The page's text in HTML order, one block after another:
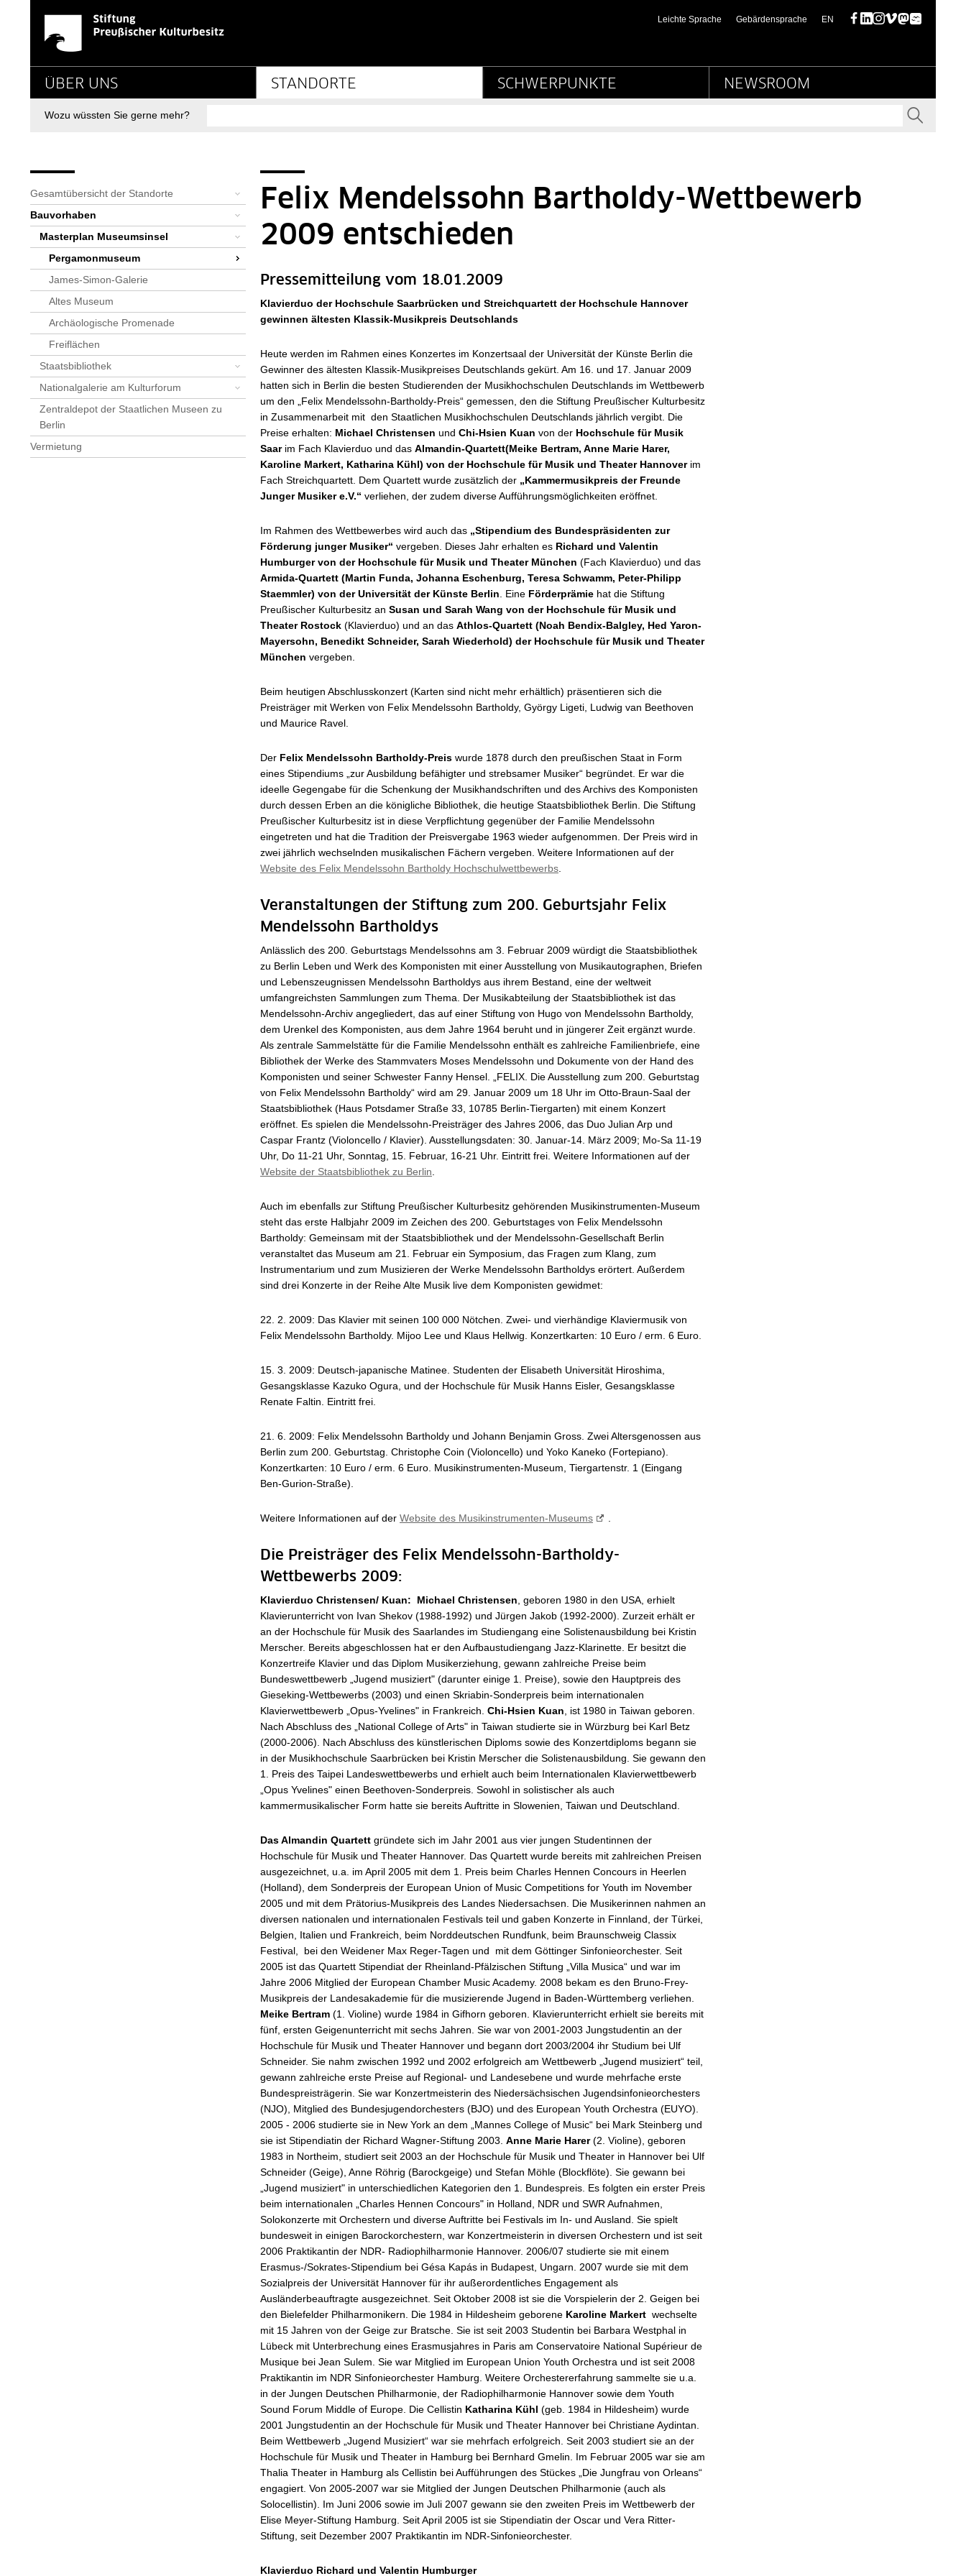
Springe direkt zu:
News-Detail-Pergamonmuseum - Stiftung Preußischer Kulturbesitz
Leichte Sprache Gebärdensprache EN (this page in English)
Facebook
LinkedIn
Instagram
VimeoMastodon
Bluesky
Hauptnavigation
ÜBER UNS STANDORTE SCHWERPUNKTE NEWSROOM
Suche
Wozu wüssten Sie gerne mehr?
Seitenpfad
Bereichsnavigation
Gesamtübersicht der Standorte
Bauvorhaben
Masterplan Museumsinsel
Pergamonmuseum
James-Simon-Galerie
Altes Museum
Archäologische Promenade
Freiflächen
Staatsbibliothek
Nationalgalerie am Kulturforum
Zentraldepot der Staatlichen Museen zu
Berlin
Vermietung
Felix Mendelssohn Bartholdy-Wettbewerb
2009 entschieden
Pressemitteilung vom 18.01.2009
Klavierduo der Hochschule Saarbrücken und Streichquartett der Hochschule Hannover
gewinnen ältesten Klassik-Musikpreis Deutschlands
Heute werden im Rahmen eines Konzertes im Konzertsaal der Universität der Künste Berlin die
Gewinner des ältesten Klassik-Musikpreises Deutschlands gekürt. Am 16. und 17. Januar 2009
hatten sich in Berlin die besten Studierenden der Musikhochschulen Deutschlands im Wettbewerb
um den „Felix Mendelssohn-Bartholdy-Preis“ gemessen, den die Stiftung Preußischer Kulturbesitz
in Zusammenarbeit mit den Staatlichen Musikhochschulen Deutschlands jährlich vergibt. Die
Preise erhalten: Michael Christensen und Chi-Hsien Kuan von der Hochschule für Musik
Saarim Fach Klavierduo und das Almandin-Quartett(Meike Bertram, Anne Marie Harer,
Karoline Markert, Katharina Kühl) von der Hochschule für Musik und Theater Hannover im
Fach Streichquartett. Dem Quartett wurde zusätzlich der „Kammermusikpreis der Freunde
Junger Musiker e.V.“ verliehen, der zudem diverse Aufführungsmöglichkeiten eröffnet.
Im Rahmen des Wettbewerbes wird auch das „Stipendium des Bundespräsidenten zur
Förderung junger Musiker“ vergeben. Dieses Jahr erhalten es Richard und Valentin
Humburger von der Hochschule für Musik und Theater München (Fach Klavierduo) und das
Armida-Quartett (Martin Funda, Johanna Eschenburg, Teresa Schwamm, Peter-Philipp
Staemmler) von der Universität der Künste Berlin . Eine Förderprämie hat die Stiftung
Preußischer Kulturbesitz an Susan und Sarah Wang von der Hochschule für Musik und
Theater Rostock (Klavierduo) und an das Athlos-Quartett (Noah Bendix-Balgley, Hed Yaron-
Mayersohn, Benedikt Schneider, Sarah Wiederhold) der Hochschule für Musik und Theater
München vergeben.
Beim heutigen Abschlusskonzert (Karten sind nicht mehr erhältlich) präsentieren sich die
Preisträger mit Werken von Felix Mendelssohn Bartholdy, György Ligeti, Ludwig van Beethoven
und Maurice Ravel.
Der Felix Mendelssohn Bartholdy-Preis wurde 1878 durch den preußischen Staat in Form
eines Stipendiums „zur Ausbildung befähigter und strebsamer Musiker“ begründet. Er war die
ideelle Gegengabe für die Schenkung der Musikhandschriften und des Archivs des Komponisten
durch dessen Erben an die königliche Bibliothek, die heutige Staatsbibliothek Berlin. Die Stiftung
Preußischer Kulturbesitz ist in diese Verpflichtung gegenüber der Familie Mendelssohn
eingetreten und hat die Tradition der Preisvergabe 1963 wieder aufgenommen. Der Preis wird in
zwei jährlich wechselnden musikalischen Fächern vergeben. Weitere Informationen auf der
Website des Felix Mendelssohn Bartholdy Hochschulwettbewerbs
Veranstaltungen der Stiftung zum 200. Geburtsjahr Felix
Mendelssohn Bartholdys
Anlässlich des 200. Geburtstags Mendelssohns am 3. Februar 2009 würdigt die Staatsbibliothek
zu Berlin Leben und Werk des Komponisten mit einer Ausstellung von Musikautographen, Briefen
und Lebenszeugnissen Mendelssohn Bartholdys aus ihrem Bestand, eine der weltweit
umfangreichsten Sammlungen zum Thema. Der Musikabteilung der Staatsbibliothek ist das
Mendelssohn-Archiv angegliedert, das auf einer Stiftung von Hugo von Mendelssohn Bartholdy,
dem Urenkel des Komponisten, aus dem Jahre 1964 beruht und in jüngerer Zeit ergänzt wurde.
Als zentrale Sammelstätte für die Familie Mendelssohn enthält es zahlreiche Familienbriefe, eine
Bibliothek der Werke des Stammvaters Moses Mendelssohn und Dokumente von der Hand des
Komponisten und seiner Schwester Fanny Hensel. „FELIX. Die Ausstellung zum 200. Geburtstag
von Felix Mendelssohn Bartholdy“ wird am 29. Januar 2009 um 18 Uhr im Otto-Braun-Saal der
Staatsbibliothek (Haus Potsdamer Straße 33, 10785 Berlin-Tiergarten) mit einem Konzert
eröffnet. Es spielen die Mendelssohn-Preisträger des Jahres 2006, das Duo Julian Arp und
Caspar Frantz (Violoncello / Klavier). Ausstellungsdaten: 30. Januar-14. März 2009; Mo-Sa 11-19
Uhr, Do 11-21 Uhr, Sonntag, 15. Februar, 16-21 Uhr. Eintritt frei. Weitere Informationen auf der
Website der Staatsbibliothek zu Berlin
Auch im ebenfalls zur Stiftung Preußischer Kulturbesitz gehörenden Musikinstrumenten-Museum
steht das erste Halbjahr 2009 im Zeichen des 200. Geburtstages von Felix Mendelssohn
Bartholdy: Gemeinsam mit der Staatsbibliothek und der Mendelssohn-Gesellschaft Berlin
veranstaltet das Museum am 21. Februar ein Symposium, das Fragen zum Klang, zum
Instrumentarium und zum Musizieren der Werke Mendelssohn Bartholdys erörtert. Außerdem
sind drei Konzerte in der Reihe Alte Musik live dem Komponisten gewidmet:
22. 2. 2009: Das Klavier mit seinen 100 000 Nötchen. Zwei- und vierhändige Klaviermusik von
Felix Mendelssohn Bartholdy. Mijoo Lee und Klaus Hellwig. Konzertkarten: 10 Euro / erm. 6 Euro.
15. 3. 2009: Deutsch-japanische Matinee. Studenten der Elisabeth Universität Hiroshima,
Gesangsklasse Kazuko Ogura, und der Hochschule für Musik Hanns Eisler, Gesangsklasse
Renate Faltin. Eintritt frei.
21. 6. 2009: Felix Mendelssohn Bartholdy und Johann Benjamin Gross. Zwei Altersgenossen aus
Berlin zum 200. Geburtstag. Christophe Coin (Violoncello) und Yoko Kaneko (Fortepiano).
Konzertkarten: 10 Euro / erm. 6 Euro. Musikinstrumenten-Museum, Tiergartenstr. 1 (Eingang
Ben-Gurion-Straße).
Weitere Informationen auf der Website des Musikinstrumenten-Museums
Die Preisträger des Felix Mendelssohn-Bartholdy-
Wettbewerbs 2009:
Klavierduo Christensen/ Kuan: Michael Christensen , geboren 1980 in den USA, erhielt
Klavierunterricht von Ivan Shekov (1988-1992) und Jürgen Jakob (1992-2000). Zurzeit erhält er
an der Hochschule für Musik des Saarlandes im Studiengang eine Solistenausbildung bei Kristin
Merscher. Bereits abgeschlossen hat er den Aufbaustudiengang Jazz-Klarinette. Er besitzt die
Konzertreife Klavier und das Diplom Musikerziehung, gewann zahlreiche Preise beim
Bundeswettbewerb „Jugend musiziert" (darunter einige 1. Preise), sowie den Hauptpreis des
Gieseking-Wettbewerbs (2003) und einen Skriabin-Sonderpreis beim internationalen
Klavierwettbewerb „Opus-Yvelines" in Frankreich. Chi-Hsien Kuan , ist 1980 in Taiwan geboren.
Nach Abschluss des „National College of Arts" in Taiwan studierte sie in Würzburg bei Karl Betz
(2000-2006). Nach Abschluss des künstlerischen Diploms sowie des Konzertdiploms begann sie
in der Musikhochschule Saarbrücken bei Kristin Merscher die Solistenausbildung. Sie gewann den
1. Preis des Taipei Landeswettbewerbs und erhielt auch beim Internationalen Klavierwettbewerb
„Opus Yvelines" einen Beethoven-Sonderpreis. Sowohl in solistischer als auch
kammermusikalischer Form hatte sie bereits Auftritte in Slowenien, Taiwan und Deutschland.
Das Almandin Quartett gründete sich im Jahr 2001 aus vier jungen Studentinnen der
Hochschule für Musik und Theater Hannover. Das Quartett wurde bereits mit zahlreichen Preisen
ausgezeichnet, u.a. im April 2005 mit dem 1. Preis beim Charles Hennen Concours in Heerlen
(Holland), dem Sonderpreis der European Union of Music Competitions for Youth im November
2005 und mit dem Prätorius-Musikpreis des Landes Niedersachsen. Die Musikerinnen nahmen an
diversen nationalen und internationalen Festivals teil und gaben Konzerte in Finnland, der Türkei,
Belgien, Italien und Frankreich, beim Norddeutschen Rundfunk, beim Braunschweig Classix
Festival, bei den Weidener Max Reger-Tagen und mit dem Göttinger Sinfonieorchester. Seit
2005 ist das Quartett Stipendiat der Rheinland-Pfälzischen Stiftung „Villa Musica“ und war im
Jahre 2006 Mitglied der European Chamber Music Academy. 2008 bekam es den Bruno-Frey-
Musikpreis der Landesakademie für die musizierende Jugend in Baden-Württemberg verliehen.
Meike Bertram (1. Violine) wurde 1984 in Gifhorn geboren. Klavierunterricht erhielt sie bereits mit
fünf, ersten Geigenunterricht mit sechs Jahren. Sie war von 2001-2003 Jungstudentin an der
Hochschule für Musik und Theater Hannover und begann dort 2003/2004 ihr Studium bei Ulf
Schneider. Sie nahm zwischen 1992 und 2002 erfolgreich am Wettbewerb „Jugend musiziert“ teil,
gewann zahlreiche erste Preise auf Regional- und Landesebene und wurde mehrfache erste
Bundespreisträgerin. Sie war Konzertmeisterin des Niedersächsischen Jugendsinfonieorchesters
(NJO), Mitglied des Bundesjugendorchesters (BJO) und des European Youth Orchestra (EUYO).
2005 - 2006 studierte sie in New York an dem „Mannes College of Music“ bei Mark Steinberg und
sie ist Stipendiatin der Richard Wagner-Stiftung 2003. Anne Marie Harer(2. Violine), geboren
1983 in Northeim, studiert seit 2003 an der Hochschule für Musik und Theater in Hannover bei Ulf
Schneider (Geige), Anne Röhrig (Barockgeige) und Stefan Möhle (Blockflöte). Sie gewann bei
„Jugend musiziert" in unterschiedlichen Kategorien den 1. Bundespreis. Es folgten ein erster Preis
beim internationalen „Charles Hennen Concours" in Holland, NDR und SWR Aufnahmen,
Solokonzerte mit Orchestern und diverse Auftritte bei Festivals im In- und Ausland. Sie spielt
bundesweit in einigen Barockorchestern, war Konzertmeisterin in diversen Orchestern und ist seit
2006 Praktikantin der NDR- Radiophilharmonie Hannover. 2006/07 studierte sie mit einem
Erasmus-/Sokrates-Stipendium bei Gésa Kapás in Budapest, Ungarn. 2007 wurde sie mit dem
Sozialpreis der Universität Hannover für ihr außerordentliches Engagement als
Ausländerbeauftragte ausgezeichnet. Seit Oktober 2008 ist sie die Vorspielerin der 2. Geigen bei
den Bielefelder Philharmonikern. Die 1984 in Hildesheim geborene Karoline Markert wechselte
mit 15 Jahren von der Geige zur Bratsche. Sie ist seit 2003 Studentin bei Barbara Westphal in
Lübeck mit Unterbrechung eines Erasmusjahres in Paris am Conservatoire National Supérieur de
Musique bei Jean Sulem. Sie war Mitglied im European Union Youth Orchestra und ist seit 2008
Praktikantin im NDR Sinfonieorchester Hamburg. Weitere Orchestererfahrung sammelte sie u.a.
in der Jungen Deutschen Philharmonie, der Radiophilharmonie Hannover sowie dem Youth
Sound Forum Middle of Europe. Die Cellistin Katharina Kühl (geb. 1984 in Hildesheim) wurde
2001 Jungstudentin an der Hochschule für Musik und Theater Hannover bei Christiane Aydintan.
Beim Wettbewerb „Jugend Musiziert“ war sie mehrfach erfolgreich. Seit 2003 studiert sie an der
Hochschule für Musik und Theater in Hamburg bei Bernhard Gmelin. Im Februar 2005 war sie am
Thalia Theater in Hamburg als Cellistin bei Aufführungen des Stückes „Die Jungfrau von Orleans“
engagiert. Von 2005-2007 war sie Mitglied der Jungen Deutschen Philharmonie (auch als
Solocellistin). Im Juni 2006 sowie im Juli 2007 gewann sie den zweiten Preis im Wettbewerb der
Elise Meyer-Stiftung Hamburg. Seit April 2005 ist sie Stipendiatin der Oscar und Vera Ritter-
Stiftung, seit Dezember 2007 Praktikantin im NDR-Sinfonieorchester.
Klavierduo Richard und Valentin Humburger